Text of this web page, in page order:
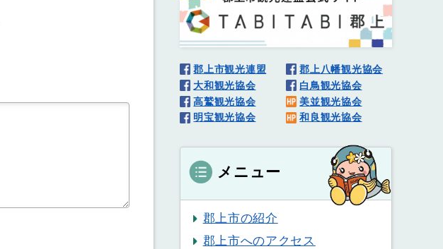
郡上市観光連盟
郡上八幡観光協会
大和観光協会
白鳥観光協会
高鷲観光協会
美並観光協会
明宝観光協会
和良観光協会
メニュー
郡上市の紹介
郡上市へのアクセス